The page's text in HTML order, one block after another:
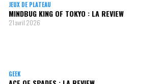
JEUX DE PLATEAU
MINDBUG KING OF TOKYO : LA REVIEW
21 avril 2026
GEEK